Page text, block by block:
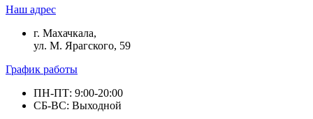
Наш адрес
г. Махачкала,
ул. М. Ярагского, 59
График работы
ПН-ПТ: 9:00-20:00
СБ-ВС: Выходной